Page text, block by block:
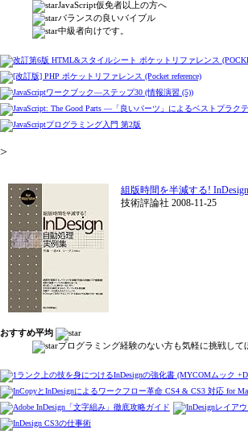
JavaScript仮免者以上の方へ
バランスの良いバイブル
中級者向けです。
>
組版時間を半減する!
技術評論社 2008-11-25
おすすめ平均
プログラミング経験のない方も気軽に挑戦して